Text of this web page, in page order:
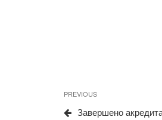
Навігація
записів
Previous
Post
PREVIOUS
Завершено